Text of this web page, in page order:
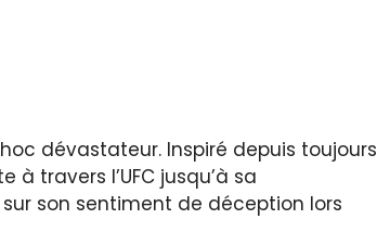
dévastateur. Inspiré depuis toujours
travers l’UFC jusqu’à sa
son sentiment de déception lors